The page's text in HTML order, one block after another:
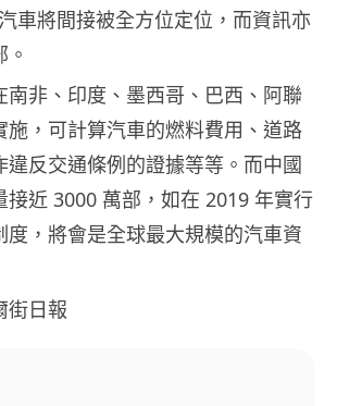
車將間接被全方位定位，而資訊亦
南非、印度、墨西哥、巴西、阿聯
施，可計算汽車的燃料費用、道路
違反交通條例的證據等等。而中國
接近 3000 萬部，如在 2019 年實行
度，將會是全球最大規模的汽車資
街日報